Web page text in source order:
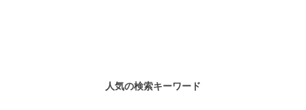
人気の検索キーワード